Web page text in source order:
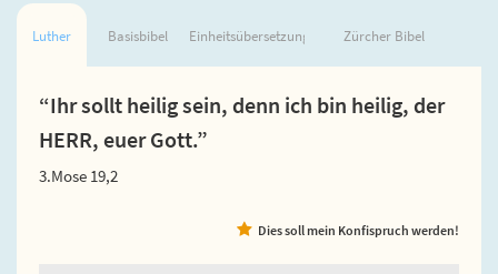
Luther Basisbibel Einheitsübersetzung Zürcher Bibel
“Ihr sollt heilig sein, denn ich bin heilig, der
HERR, euer Gott.”
3.Mose 19,2
Dies soll mein Konfispruch werden!